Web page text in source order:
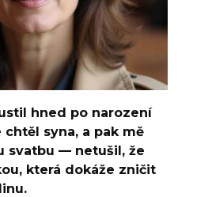
hned po narození
syna, a pak mě
svatbu — netušil, že
která dokáže zničit